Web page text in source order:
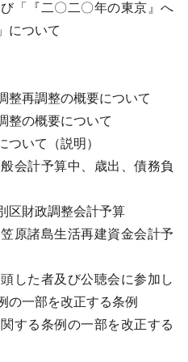
「『二〇二〇年の東京』へ
について
整再調整の概要について
整の概要について
ついて（説明）
会計予算中、歳出、債務負
区財政調整会計予算
原諸島生活再建資金会計予
した者及び公聴会に参加し
の一部を改正する条例
する条例の一部を改正する